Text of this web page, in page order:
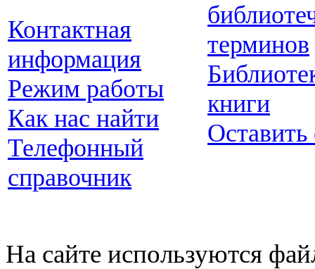
Контактная
информация
Режим работы
Как нас найти
Телефонный
справочник
терминов
книги
Оставить
На сайте используются